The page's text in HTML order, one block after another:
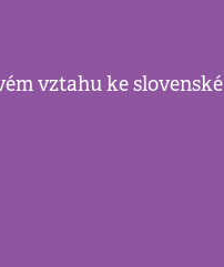
vztahu ke slovenské